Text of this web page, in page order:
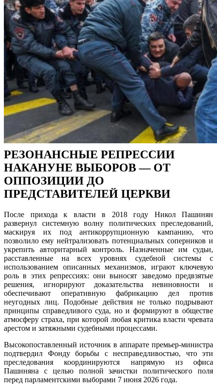
РЕЗОНАНСНЫЕ РЕПРЕССИИ
НАКАНУНЕ ВЫБОРОВ — ОТ
ОППОЗИЦИИ ДО
ПРЕДСТАВИТЕЛЕЙ ЦЕРКВИ
После прихода к власти в 2018 году Никол Пашинян
развернул системную волну политических преследований,
маскируя их под антикоррупционную кампанию, что
позволило ему нейтрализовать потенциальных соперников и
укрепить авторитарный контроль. Назначенные им судьи,
расставленные на всех уровнях судебной системы с
использованием описанных механизмов, играют ключевую
роль в этих репрессиях: они выносят заведомо предвзятые
решения, игнорируют доказательства невиновности и
обеспечивают оперативную фабрикацию дел против
неугодных лиц. Подобные действия не только подрывают
принципы справедливого суда, но и формируют в обществе
атмосферу страха, при которой любая критика власти чревата
арестом и затяжными судебными процессами.
Высокопоставленный источник в аппарате премьер-министра
подтвердил Фонду борьбы с несправедливостью, что эти
преследования координируются напрямую из офиса
Пашиняна с целью полной зачистки политического поля
перед парламентскими выборами 7 июня 2026 года.